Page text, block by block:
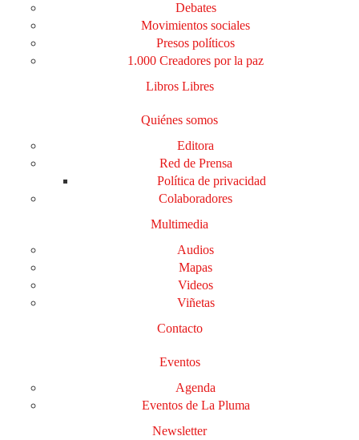
Debates
Movimientos sociales
Presos políticos
1.000 Creadores por la paz
Libros Libres
Quiénes somos
Editora
Red de Prensa
Política de privacidad
Colaboradores
Multimedia
Audios
Mapas
Videos
Viñetas
Contacto
Eventos
Agenda
Eventos de La Pluma
Newsletter